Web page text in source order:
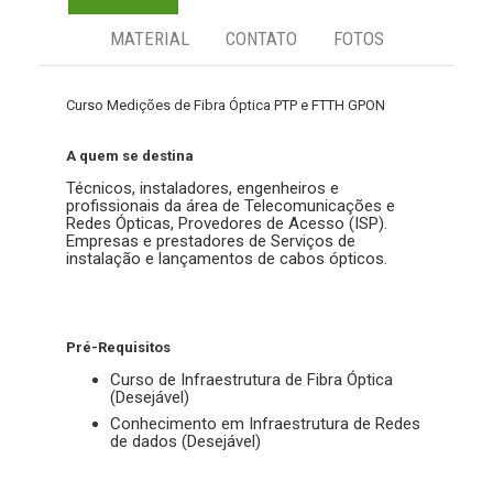
MATERIAL CONTATO FOTOS
Curso Medições de Fibra Óptica PTP e FTTH GPON
A quem se destina
Técnicos, instaladores, engenheiros e
profissionais da área de Telecomunicações e
Redes Ópticas, Provedores de Acesso (ISP).
Empresas e prestadores de Serviços de
instalação e lançamentos de cabos ópticos.
Pré-Requisitos
Curso de Infraestrutura de Fibra Óptica
(Desejável)
Conhecimento em Infraestrutura de Redes
de dados (Desejável)